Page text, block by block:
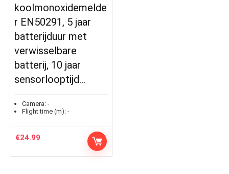
koolmonoxidemelde
r EN50291, 5 jaar
batterijduur met
verwisselbare
batterij, 10 jaar
sensorlooptijd…
Camera: -
Flight time (m): -
€24.99